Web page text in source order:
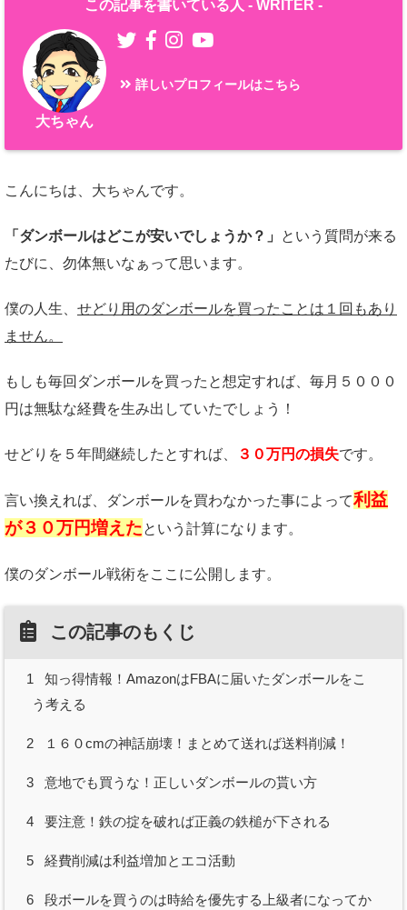
この記事を書いている人 - WRITER -
大ちゃん
詳しいプロフィールはこちら
こんにちは、大ちゃんです。
「ダンボールはどこが安いでしょうか？」
という質問が来る
たびに、勿体無いなぁって思います。
僕の人生、 せどり用のダンボールを買ったことは１回もあり
ません。
もしも毎回ダンボールを買ったと想定すれば、毎月５０００
円は無駄な経費を生み出していたでしょう！
せどりを５年間継続したとすれば、 ３０万円の損失です。
言い換えれば、ダンボールを買わなかった事によって利益
が３０万円増えたという計算になります。
僕のダンボール戦術をここに公開します。
この記事のもくじ
1
知っ得情報！AmazonはFBAに届いたダンボールをこ
う考える
2 １６０cmの神話崩壊！まとめて送れば送料削減！
3 意地でも買うな！正しいダンボールの貰い方
4 要注意！鉄の掟を破れば正義の鉄槌が下される
5 経費削減は利益増加とエコ活動
6
段ボールを買うのは時給を優先する上級者になってか